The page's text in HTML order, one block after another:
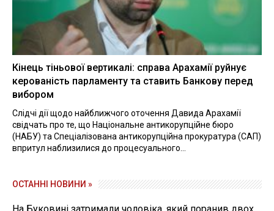
Кінець тіньової вертикалі: справа Арахамії руйнує
керованість парламенту та ставить Банкову перед
вибором
Слідчі дії щодо найближчого оточення Давида Арахамії
свідчать про те, що Національне антикорупційне бюро
(НАБУ) та Спеціалізована антикорупційна прокуратура (САП)
впритул наблизилися до процесуального...
ОСТАННІ НОВИНИ »